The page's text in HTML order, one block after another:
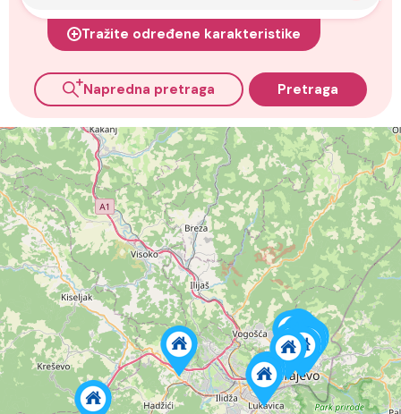
Tražite određene karakteristike
Napredna pretraga Pretraga